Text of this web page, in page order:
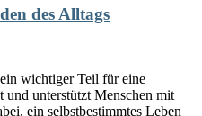
des Alltags
wichtiger Teil für eine
und unterstützt Menschen mit
ein selbstbestimmtes Leben